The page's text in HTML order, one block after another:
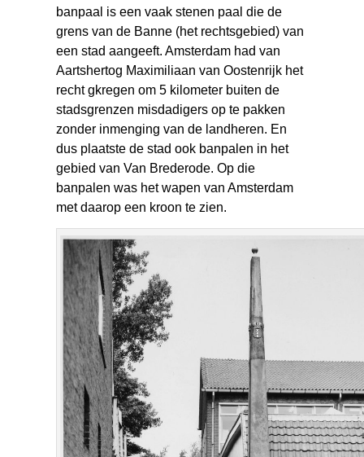
banpaal is een vaak stenen paal die de
grens van de Banne (het rechtsgebied) van
een stad aangeeft. Amsterdam had van
Aartshertog Maximiliaan van Oostenrijk het
recht gkregen om 5 kilometer buiten de
stadsgrenzen misdadigers op te pakken
zonder inmenging van de landheren. En
dus plaatste de stad ook banpalen in het
gebied van Van Brederode. Op die
banpalen was het wapen van Amsterdam
met daarop een kroon te zien.